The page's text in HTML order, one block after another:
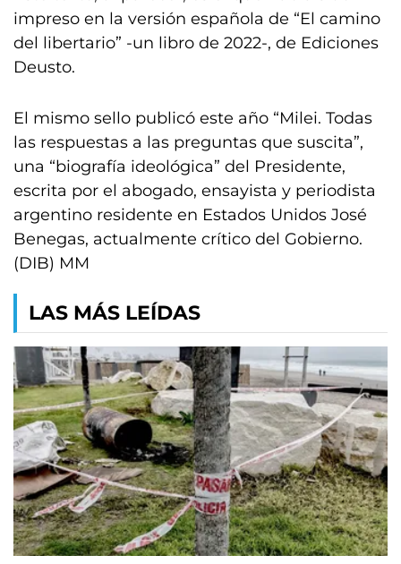
impreso en la versión española de “El camino
del libertario” -un libro de 2022-, de Ediciones
Deusto.
El mismo sello publicó este año “Milei. Todas
las respuestas a las preguntas que suscita”,
una “biografía ideológica” del Presidente,
escrita por el abogado, ensayista y periodista
argentino residente en Estados Unidos José
Benegas, actualmente crítico del Gobierno.
(DIB) MM
LAS MÁS LEÍDAS